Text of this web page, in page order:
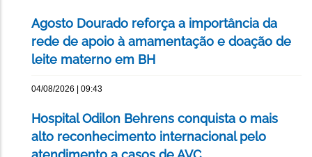
Agosto Dourado reforça a importância da
rede de apoio à amamentação e doação de
leite materno em BH
04/08/2026 | 09:43
Hospital Odilon Behrens conquista o mais
alto reconhecimento internacional pelo